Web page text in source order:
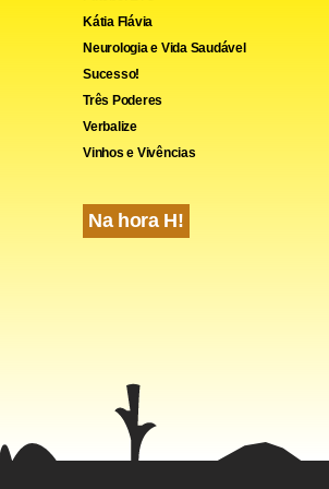
nesta segunda com o diretor
no cargo, Kimberly Cheatle,
Kátia Flávia
Neurologia e Vida Saudável
Sucesso!
Três Poderes
Verbalize
Vinhos e Vivências
Na hora H!